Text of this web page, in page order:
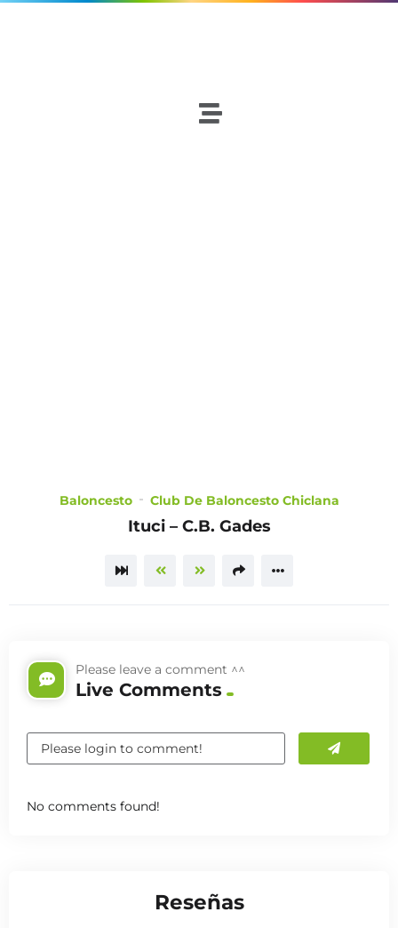
A PLAN
Baloncesto Club De Baloncesto Chiclana
Ituci – C.B. Gades
Please leave a comment ^^
Live Comments
No comments found!
Reseñas